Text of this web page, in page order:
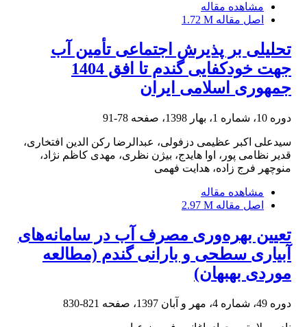
مشاهده مقاله
اصل مقاله 1.72 M
تحلیلی بر پذیرش اجتماعی تأمین آب
جهت خودکفایی گندم تا افق 1404
جمهوری اسلامی ایران
دوره 10، شماره 1، بهار 1398، صفحه 78-91
سیدعلی اکبر عظیمی دزفولی، عبدالرضا رکن الدین افتخاری،
قدیر نظامی پور، اوا هایدج، بیژن نظری، مهدی کاظم نژاد،
منوچهر فرج زاده، هدایت فهمی
مشاهده مقاله
اصل مقاله 2.97 M
تعیین بهره‌وری مصرف آب در سامانه‌های
آبیاری سطحی و بارانی گندم (مطالعه
موردی بهبهان)
دوره 49، شماره 4، مهر و آبان 1397، صفحه 821-830